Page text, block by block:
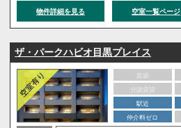
物件詳細を見る 空室一覧ページ
ザ・パークハビオ目黒プレイス
新築
分譲賃貸
駅近
仲介料ゼロ